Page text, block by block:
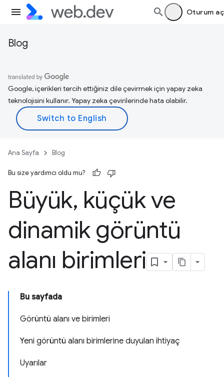
Oturum aç
Blog
Google, içerikleri tercih ettiğiniz dile çevirmek için yapay zeka
teknolojisini kullanır. Yapay zeka çevirilerinde hata olabilir.
Ana Sayfa Blog
Bu size yardımcı oldu mu?
Büyük, küçük ve
dinamik görüntü
alanı birimleri
Bu sayfada
Görüntü alanı ve birimleri
Yeni görüntü alanı birimlerine duyulan ihtiyaç
Uyarılar